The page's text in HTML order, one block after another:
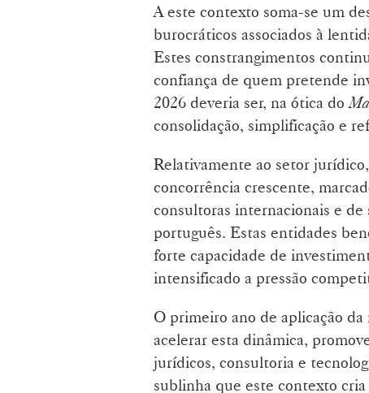
A este contexto soma-se um
burocráticos associados à
Estes constrangimentos
confiança de quem pretende
2026 deveria ser, na ótica do
consolidação, simplificação e
Relativamente ao setor
concorrência crescente,
consultoras internacionais e de
português. Estas entidades
forte capacidade de
intensificado a pressão
O primeiro ano de aplicação
acelerar esta dinâmica,
jurídicos, consultoria e
sublinha que este contexto